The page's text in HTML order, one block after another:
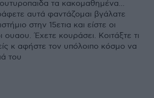
τα κακομαθημένα...
αυτά φαντάζομαι βγάλατε
στην 15ετια και είστε οι
ουαου. Έχετε κουράσει. Κοιτάξτε τι
κ αφήστε τον υπόλοιπο κόσμο να
του